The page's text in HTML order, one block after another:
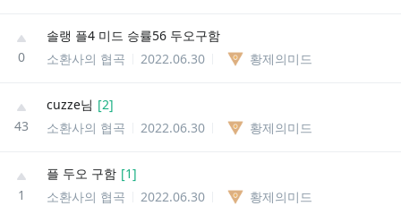
0
솔랭 플4 미드 승률56 두오구함
소환사의 협곡
2022.06.30 황제의미드
43
cuzze님 [2]
소환사의 협곡
2022.06.30 황제의미드
1
플 두오 구함 [1]
소환사의 협곡
2022.06.30 황제의미드